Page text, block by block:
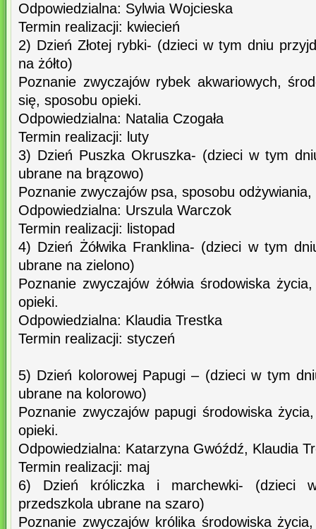
Odpowiedzialna: Sylwia Wojcieska
Termin realizacji: kwiecień
2) Dzień Złotej rybki- (dzieci w tym dniu
na żółto)
Poznanie zwyczajów rybek akwariowych,
się, sposobu opieki.
Odpowiedzialna: Natalia Czogała
Termin realizacji: luty
3) Dzień Puszka Okruszka- (dzieci w tym
ubrane na brązowo)
Poznanie zwyczajów psa, sposobu
Odpowiedzialna: Urszula Warczok
Termin realizacji: listopad
4) Dzień Żółwika Franklina- (dzieci w tym
ubrane na zielono)
Poznanie zwyczajów żółwia środowiska
opieki.
Odpowiedzialna: Klaudia Trestka
Termin realizacji: styczeń
5) Dzień kolorowej Papugi – (dzieci w tym
ubrane na kolorowo)
Poznanie zwyczajów papugi środowiska
opieki.
Odpowiedzialna: Katarzyna Gwóźdź, Klaudia
Termin realizacji: maj
6) Dzień króliczka i marchewki- (dzieci
przedszkola ubrane na szaro)
Poznanie zwyczajów królika środowiska